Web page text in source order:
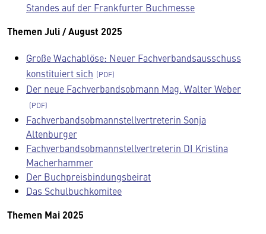
Standes auf der Frankfurter Buchmesse
Themen Juli / August 2025
Große Wachablöse: Neuer Fachverbandsausschuss
konstituiert sich
Der neue Fachverbandsobmann Mag. Walter Weber
Fachverbandsobmannstellvertreterin Sonja
Altenburger
Fachverbandsobmannstellvertreterin DI Kristina
Macherhammer
Der Buchpreisbindungsbeirat
Das Schulbuchkomitee
Themen Mai 2025